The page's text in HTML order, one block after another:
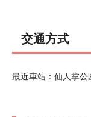
交通方式
最近車站：仙人掌公